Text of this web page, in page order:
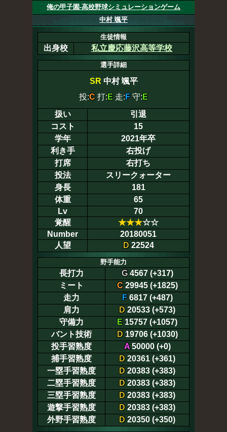
俺の甲子園-高校野球シミュレーションゲーム
中村 颯平
生徒情報
出身校 私立慶応藤沢高等学校
選手詳細
SR 中村 颯平
投:C 打: E 走: F 守: E
扱い
引退
コスト
15
学年
2021年卒
利き手
右投げ
打席
右打ち
投法
スリークォーター
身長
181
体重
65
Lv
70
覚醒
★★★☆☆
Number
20180051
人望
D22524
野手能力
長打力 G4567 (+317)
ミート
C29945 (+1825)
走力
F6817 (+487)
肩力
D 20533 (+573)
守備力
E 15757 (+1057)
バント技術
D19706 (+1030)
投手習熟度
A50000 (+0)
捕手習熟度
D 20361 (+361)
一塁手習熟度
D 20383 (+383)
二塁手習熟度
D 20383 (+383)
三塁手習熟度
D 20383 (+383)
遊撃手習熟度
D 20383 (+383)
外野手習熟度
D 20350 (+350)